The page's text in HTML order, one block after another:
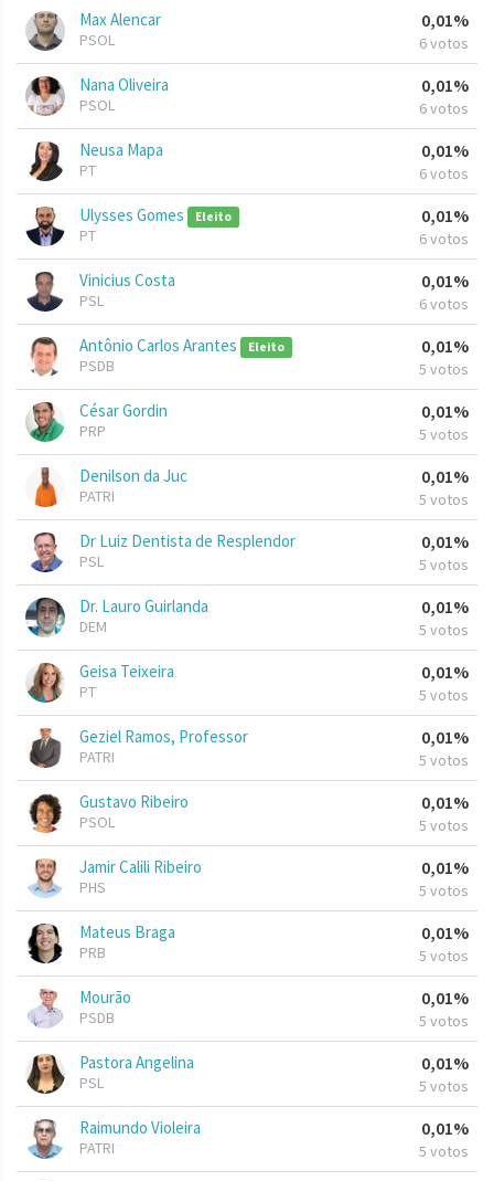
Max Alencar
PSOL
0,01%
6 votos
Nana Oliveira
PSOL
0,01%
6 votos
Neusa Mapa
PT
0,01%
6 votos
Ulysses Gomes Eleito
PT
0,01%
6 votos
Vinicius Costa
PSL
0,01%
6 votos
Antônio Carlos Arantes Eleito
PSDB
0,01%
5 votos
César Gordin
PRP
0,01%
5 votos
Denilson da Juc
PATRI
0,01%
5 votos
Dr Luiz Dentista de Resplendor
PSL
0,01%
5 votos
Dr. Lauro Guirlanda
DEM
0,01%
5 votos
Geisa Teixeira
PT
0,01%
5 votos
Geziel Ramos, Professor
PATRI
0,01%
5 votos
Gustavo Ribeiro
PSOL
0,01%
5 votos
Jamir Calili Ribeiro
PHS
0,01%
5 votos
Mateus Braga
PRB
0,01%
5 votos
Mourão
PSDB
0,01%
5 votos
Pastora Angelina
PSL
0,01%
5 votos
Raimundo Violeira
PATRI
0,01%
5 votos